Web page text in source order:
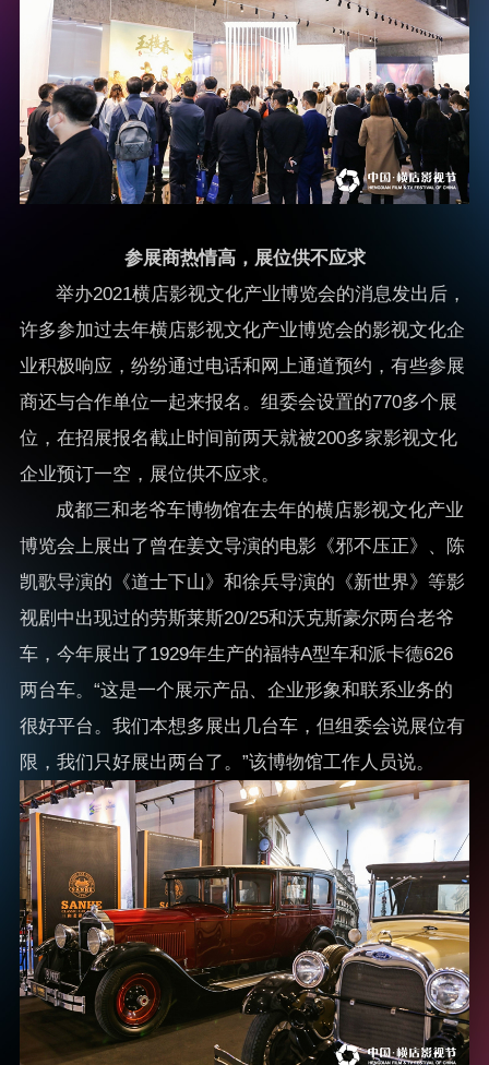
参展商热情高，展位供不应求
举办2021横店影视文化产业博览会的消息发出后，
许多参加过去年横店影视文化产业博览会的影视文化企
业积极响应，纷纷通过电话和网上通道预约，有些参展
商还与合作单位一起来报名。组委会设置的770多个展
位，在招展报名截止时间前两天就被200多家影视文化
企业预订一空，展位供不应求。
成都三和老爷车博物馆在去年的横店影视文化产业
博览会上展出了曾在姜文导演的电影《邪不压正》、陈
凯歌导演的《道士下山》和徐兵导演的《新世界》等影
视剧中出现过的劳斯莱斯20/25和沃克斯豪尔两台老爷
车，今年展出了1929年生产的福特A型车和派卡德626
两台车。“这是一个展示产品、企业形象和联系业务的
很好平台。我们本想多展出几台车，但组委会说展位有
限，我们只好展出两台了。”该博物馆工作人员说。